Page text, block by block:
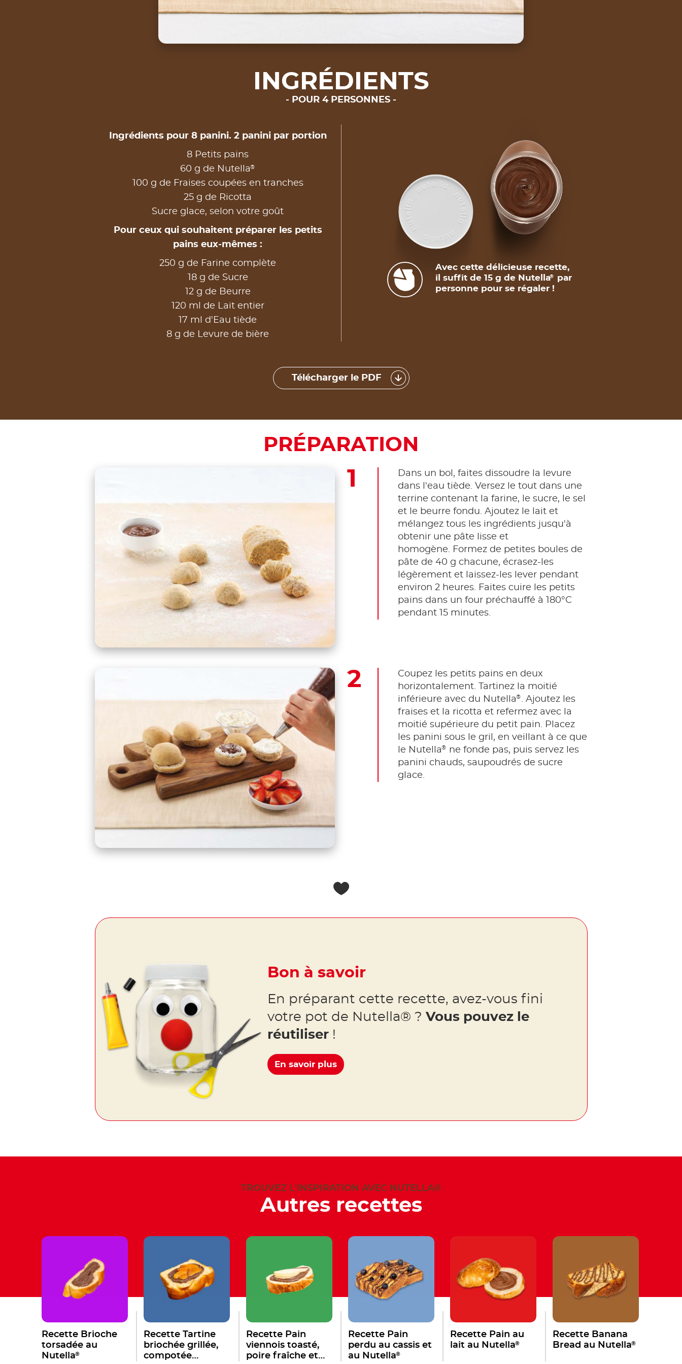
INGRÉDIENTS
POUR 4 PERSONNES
Ingrédients pour 8 panini. 2 panini par portion
8 Petits pains
60 g de Nutella®
100 g de Fraises coupées en tranches
25 g de Ricotta
Sucre glace, selon votre goût
Pour ceux qui souhaitent préparer les petits
pains eux-mêmes :
250 g de Farine complète
18 g de Sucre
12 g de Beurre
120 ml de Lait entier
17 ml d'Eau tiède
8 g de Levure de bière
Avec cette délicieuse recette,
il suffit de 15 g de Nutella®
par
personne pour se régaler !
Télécharger le PDF
PRÉPARATION
Dans un bol, faites dissoudre la levure
dans l'eau tiède. Versez le tout dans une
terrine contenant la farine, le sucre, le sel
et le beurre fondu. Ajoutez le lait et
mélangez tous les ingrédients jusqu'à
obtenir une pâte lisse et
homogène. Formez de petites boules de
pâte de 40 g chacune, écrasez-les
légèrement et laissez-les lever pendant
environ 2 heures. Faites cuire les petits
pains dans un four préchauffé à 180°C
pendant 15 minutes.
Coupez les petits pains en deux
horizontalement. Tartinez la moitié
inférieure avec du Nutella® . Ajoutez les
fraises et la ricotta et refermez avec la
moitié supérieure du petit pain. Placez
les panini sous le gril, en veillant à ce que
le Nutella®
ne fonde pas, puis servez les
panini chauds, saupoudrés de sucre
glace.
Bon à savoir
En préparant cette recette, avez-vous fini
votre pot de Nutella® ? Vous pouvez le
réutiliser!
En savoir plus
TROUVEZ L'INSPIRATION AVEC NUTELLA®
Autres recettes
Recette Brioche
torsadée au
Nutella®
Recette Tartine
briochée grillée,
compotée
Recette Pain
viennois toasté,
poire fraîche et
Recette Pain
perdu au cassis et
au Nutella®
Recette Pain au
lait au Nutella®
Recette Banana
Bread au Nutella®